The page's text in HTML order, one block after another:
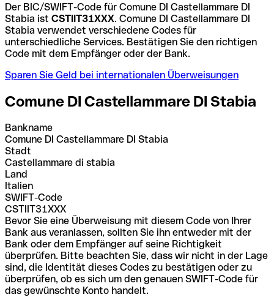
Der BIC/SWIFT-Code für Comune DI Castellammare DI
Stabia ist CSTIIT31XXX. Comune DI Castellammare DI
Stabia verwendet verschiedene Codes für
unterschiedliche Services. Bestätigen Sie den richtigen
Code mit dem Empfänger oder der Bank.
Sparen Sie Geld bei internationalen Überweisungen
Comune DI Castellammare DI Stabia
Bankname
Comune DI Castellammare DI Stabia
Stadt
Castellammare di stabia
Land
Italien
SWIFT-Code
CSTIIT31XXX
Bevor Sie eine Überweisung mit diesem Code von Ihrer
Bank aus veranlassen, sollten Sie ihn entweder mit der
Bank oder dem Empfänger auf seine Richtigkeit
überprüfen. Bitte beachten Sie, dass wir nicht in der Lage
sind, die Identität dieses Codes zu bestätigen oder zu
überprüfen, ob es sich um den genauen SWIFT-Code für
das gewünschte Konto handelt.